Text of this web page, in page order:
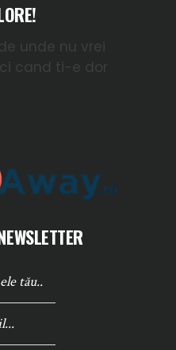
unde nu vrei
cand ti-e dor